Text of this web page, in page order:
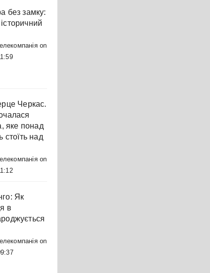
без замку:
on
Черкас.
яке понад
стоїть над
on
Як
в
on